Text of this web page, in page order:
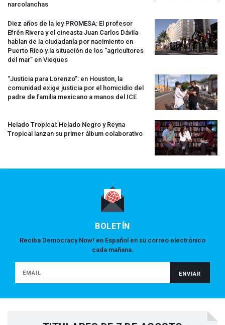
narcolanchas
Diez años de la ley PROMESA: El profesor
Efrén Rivera y el cineasta Juan Carlos Dávila
hablan de la ciudadanía por nacimiento en
Puerto Rico y la situación de los “agricultores
del mar” en Vieques
“Justicia para Lorenzo”: en Houston, la
comunidad exige justicia por el homicidio del
padre de familia mexicano a manos del ICE
Helado Tropical: Helado Negro y Reyna
Tropical lanzan su primer álbum colaborativo
BOLETÍN
Reciba Democracy Now! en Español en su correo electrónico
cada mañana.